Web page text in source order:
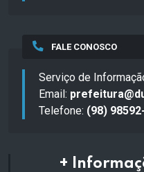
FALE CONOSCO
Serviço de
Email:
Telefone: (98)
+